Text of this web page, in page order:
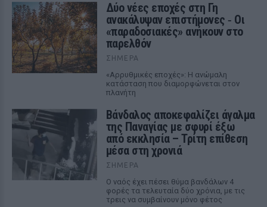
Δύο νέες εποχές στη Γη
ανακάλυψαν επιστήμονες ‑ Oι
«παραδοσιακές» ανήκουν στο
παρελθόν
ΣΉΜΕΡΑ
«Αρρυθμικές εποχές»: Η ανώμαλη
κατάσταση που διαμορφώνεται στον
πλανήτη
Βάνδαλος αποκεφαλίζει άγαλμα
της Παναγίας με σφυρί έξω
από εκκλησία – Τρίτη επίθεση
μέσα στη χρονιά
ΣΉΜΕΡΑ
Ο ναός έχει πέσει θύμα βανδάλων 4
φορές τα τελευταία δύο χρόνια, με τις
τρεις να συμβαίνουν μόνο φέτος